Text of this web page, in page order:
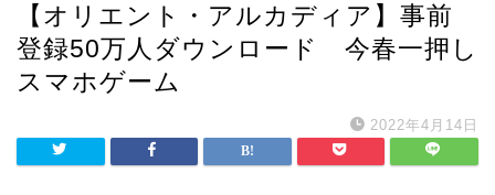
【オリエント・アルカディア】事前
登録50万人ダウンロード 今春一押し
スマホゲーム
2022年4月14日